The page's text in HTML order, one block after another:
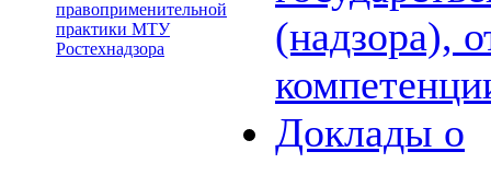
правоприменительной
практики МТУ
Ростехнадзора
(надзора),
Доклады о